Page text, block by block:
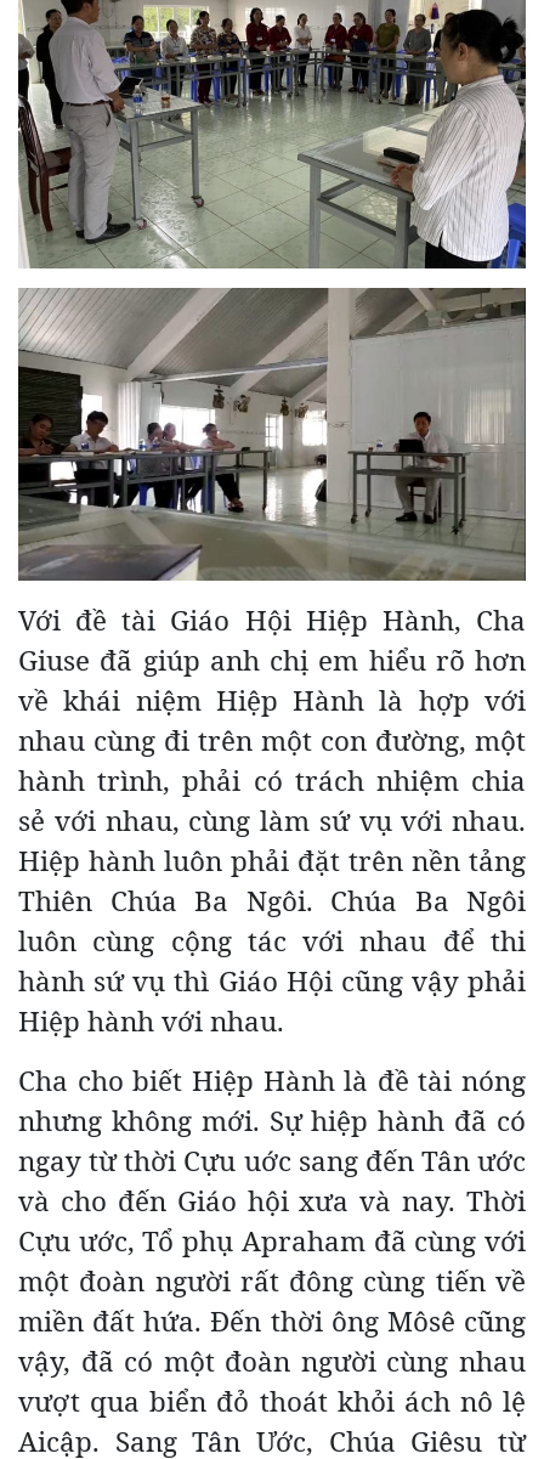
Với đề tài Giáo Hội Hiệp Hành, Cha
Giuse đã giúp anh chị em hiểu rõ hơn
về khái niệm Hiệp Hành là hợp với
nhau cùng đi trên một con đường, một
hành trình, phải có trách nhiệm chia
sẻ với nhau, cùng làm sứ vụ với nhau.
Hiệp hành luôn phải đặt trên nền tảng
Thiên Chúa Ba Ngôi. Chúa Ba Ngôi
luôn cùng cộng tác với nhau để thi
hành sứ vụ thì Giáo Hội cũng vậy phải
Hiệp hành với nhau.
Cha cho biết Hiệp Hành là đề tài nóng
nhưng không mới. Sự hiệp hành đã có
ngay từ thời Cựu uớc sang đến Tân ước
và cho đến Giáo hội xưa và nay. Thời
Cựu ước, Tổ phụ Apraham đã cùng với
một đoàn người rất đông cùng tiến về
miền đất hứa. Đến thời ông Môsê cũng
vậy, đã có một đoàn người cùng nhau
vượt qua biển đỏ thoát khỏi ách nô lệ
Aicập. Sang Tân Ước, Chúa Giêsu từ